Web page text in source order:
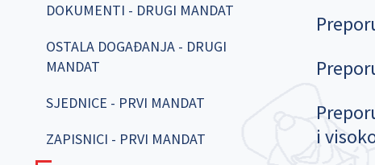
DOKUMENTI - DRUGI MANDAT
OSTALA DOGAĐANJA - DRUGI
MANDAT
SJEDNICE - PRVI MANDAT
ZAPISNICI - PRVI MANDAT
i